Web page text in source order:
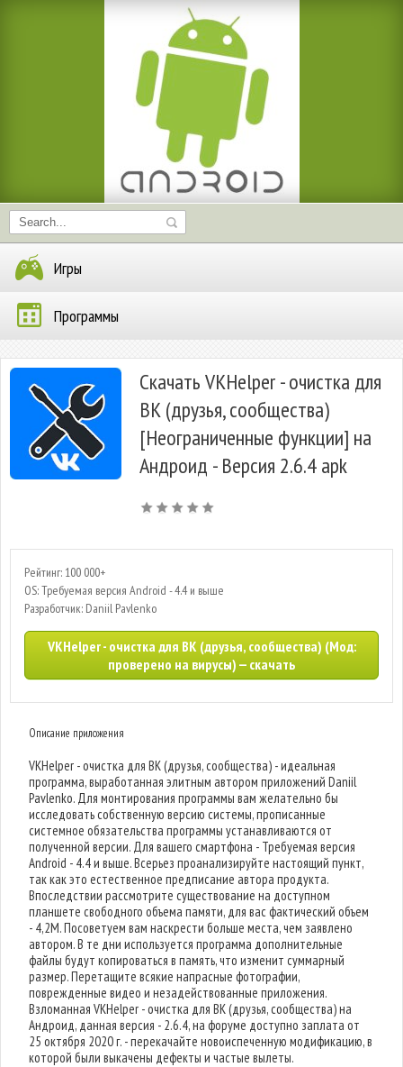
Игры
Программы
Скачать VKHelper - очистка для
ВК (друзья, сообщества)
[Неограниченные функции] на
Андроид - Версия 2.6.4 apk
Рейтинг: 100 000+
OS: Требуемая версия Android - 4.4 и выше
Разработчик: Daniil Pavlenko
VKHelper - очистка для ВК (друзья, сообщества) (Мод:
проверено на вирусы) — скачать
Описание приложения
VKHelper - очистка для ВК (друзья, сообщества) - идеальная
программа, выработанная элитным автором приложений Daniil
Pavlenko. Для монтирования программы вам желательно бы
исследовать собственную версию системы, прописанные
системное обязательства программы устанавливаются от
полученной версии. Для вашего смартфона - Требуемая версия
Android - 4.4 и выше. Всерьез проанализируйте настоящий пункт,
так как это естественное предписание автора продукта.
Впоследствии рассмотрите существование на доступном
планшете свободного объема памяти, для вас фактический объем
- 4,2M. Посоветуем вам наскрести больше места, чем заявлено
автором. В те дни используется программа дополнительные
файлы будут копироваться в память, что изменит суммарный
размер. Перетащите всякие напрасные фотографии,
поврежденные видео и незадействованные приложения.
Взломанная VKHelper - очистка для ВК (друзья, сообщества) на
Андроид, данная версия - 2.6.4, на форуме доступно заплата от
25 октября 2020 г. - перекачайте новоиспеченную модификацию, в
которой были выкачены дефекты и частые вылеты.